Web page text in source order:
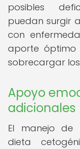
posibles
puedan surgir
con
aporte óptimo
sobrecargar los
Apoyo
adicionales
El manejo de
dieta